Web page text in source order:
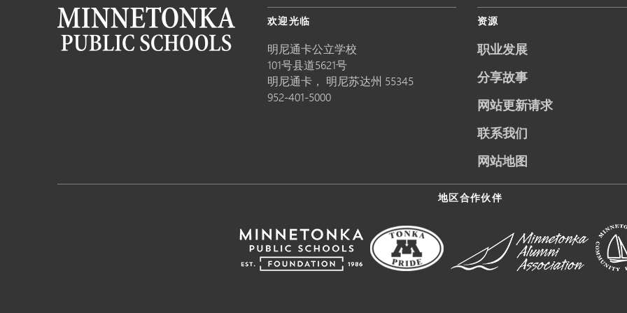
欢迎光临
明尼通卡公立学校
101号县道5621号
明尼通卡， 明尼苏达州 55345
952-401-5000
资源
职业发展
分享故事
网站更新请求
联系我们
网站地图
地区合作伙伴